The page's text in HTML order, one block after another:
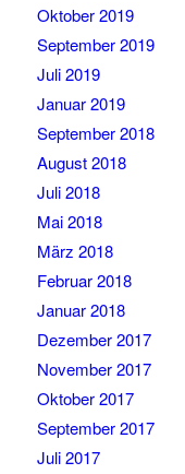
Oktober 2019
September 2019
Juli 2019
Januar 2019
September 2018
August 2018
Juli 2018
Mai 2018
März 2018
Februar 2018
Januar 2018
Dezember 2017
November 2017
Oktober 2017
September 2017
Juli 2017